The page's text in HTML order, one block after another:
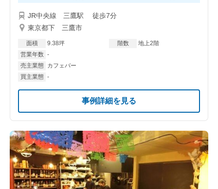
JR中央線 三鷹駅 徒歩7分
東京都下 三鷹市
面積 9.38坪 階数
地上2階
営業年数 -
売主業態
カフェバー
買主業態 -
事例詳細を見る